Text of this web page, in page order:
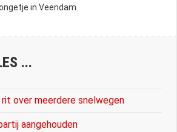
in Veendam.
...
over meerdere snelwegen
aangehouden